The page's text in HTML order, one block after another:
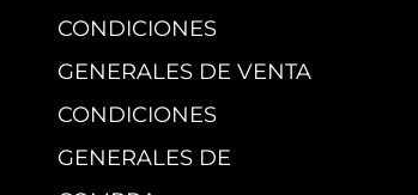
CONDICIONES
GENERALES DE VENTA
CONDICIONES
GENERALES DE